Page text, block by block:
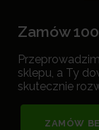
Zamów
sklepu, a Ty
skutecznie
ZAMÓW